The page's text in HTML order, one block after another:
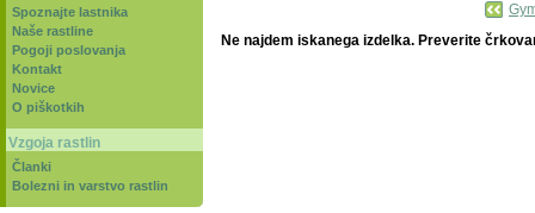
Ne najdem iskanega izdelka. Preverite
Spoznajte lastnika
Naše rastline
Pogoji poslovanja
Kontakt
Novice
O piškotkih
Vzgoja rastlin
Članki
Bolezni in varstvo rastlin